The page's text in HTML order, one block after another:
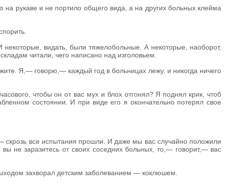
рукаве и не портило общего вида, а на других больных клейма
видать, были тяжелобольные. А некоторые, наоборот,
читали, чего написано над изголовьем.
Я,— говорю,— каждый год в больницах лежу, и никогда ничего
чтобы он от вас мух и блох отгонял? Я поднял крик, чтоб
состоянии. И при виде его я окончательно потерял свое
все испытания прошли. И даже мы вас случайно положили
не заразитесь от своих соседних больных, то,— говорит,— вас
захворал детским заболеванием — коклюшем.